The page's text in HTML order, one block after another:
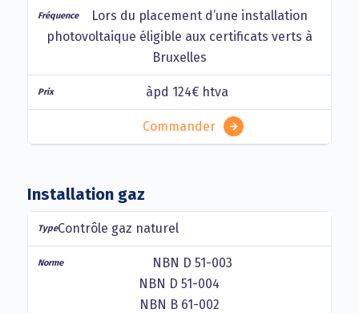
Lors du placement d’une installation
photovoltaique éligible aux certificats verts à
Bruxelles
àpd 124€ htva
Commander
Installation gaz
Contrôle gaz naturel
NBN D 51-003
NBN D 51-004
NBN B 61-002